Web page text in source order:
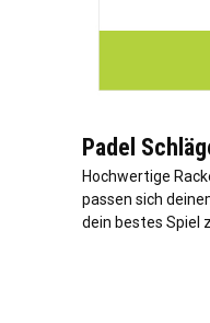
Padel
Hochwertige
passen sich
dein bestes Spiel